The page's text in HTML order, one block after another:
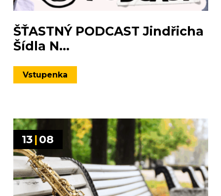
ŠŤASTNÝ PODCAST Jindřicha
Šídla N...
Vstupenka
13|08